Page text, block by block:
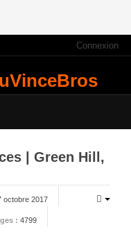
Connexion
| Green Hill,
octobre 2017
: 4799